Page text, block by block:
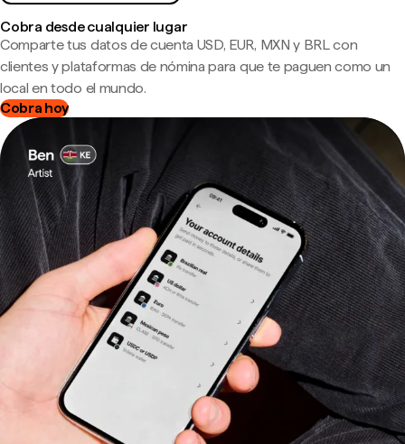
Cobra desde cualquier lugar
Comparte tus datos de cuenta USD, EUR, MXN y BRL con
clientes y plataformas de nómina para que te paguen como un
local en todo el mundo.
Cobra hoy